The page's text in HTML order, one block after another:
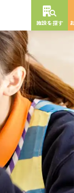
施設を探す